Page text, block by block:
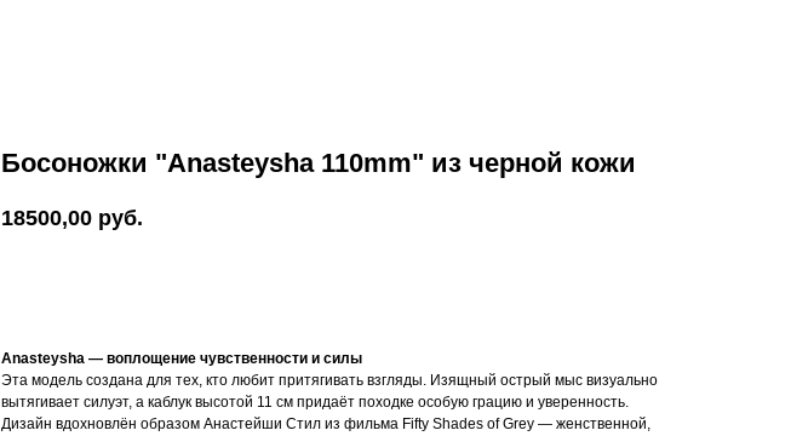
Босоножки "Anasteysha 110mm" из черной кожи
18500,00 руб.
Anasteysha — воплощение чувственности и силы
Эта модель создана для тех, кто любит притягивать взгляды. Изящный острый мыс визуально
вытягивает силуэт, а каблук высотой 11 см придаёт походке особую грацию и уверенность.
Дизайн вдохновлён образом Анастейши Стил из фильма Fifty Shades of Grey — женственной,